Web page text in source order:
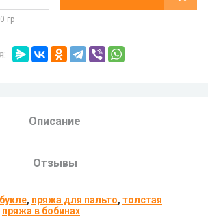
гр
Описание
Отзывы
, пряжа для пальто, толстая
пряжа в бобинах